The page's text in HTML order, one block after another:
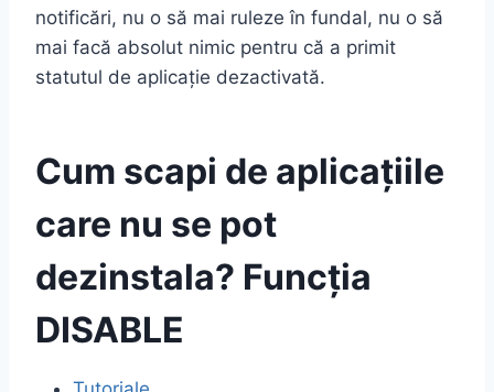
notificări, nu o să mai ruleze în fundal, nu o să
mai facă absolut nimic pentru că a primit
statutul de aplicație dezactivată.
Cum scapi de aplicațiile
care nu se pot
dezinstala? Funcția
DISABLE